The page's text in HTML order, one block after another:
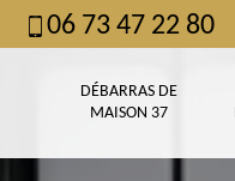
06 73 47 22 80
DÉBARRAS DE
MAISON 37